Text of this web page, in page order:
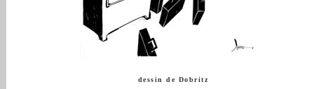
dessin de Dobritz